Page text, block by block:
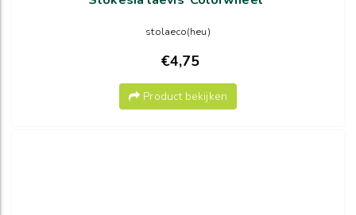
stolaeco(heu)
€4,75
Product bekijken